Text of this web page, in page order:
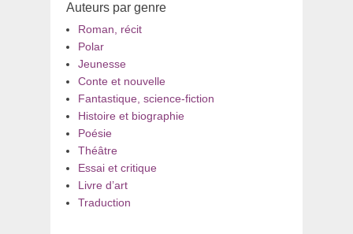
Auteurs par genre
Roman, récit
Polar
Jeunesse
Conte et nouvelle
Fantastique, science-fiction
Histoire et biographie
Poésie
Théâtre
Essai et critique
Livre d’art
Traduction